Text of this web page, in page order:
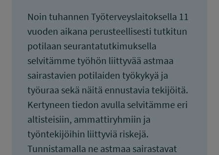
Noin tuhannen Työterveyslaitoksella 11
vuoden aikana perusteellisesti tutkitun
potilaan seurantatutkimuksella
selvitämme työhön liittyvää astmaa
sairastavien potilaiden työkykyä ja
työuraa sekä näitä ennustavia tekijöitä.
Kertyneen tiedon avulla selvitämme eri
altisteisiin, ammattiryhmiin ja
työntekijöihin liittyviä riskejä.
Tunnistamalla ne astmaa sairastavat